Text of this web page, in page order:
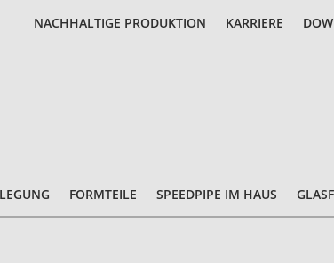
NACHHALTIGE PRODUKTION KARRIERE
FORMTEILE SPEEDPIPE IM HAUS